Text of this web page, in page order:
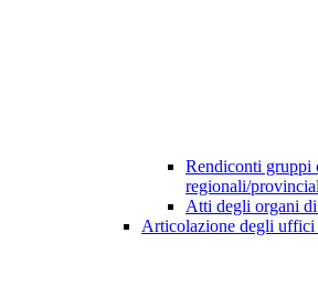
Rendiconti gruppi
regionali/
Atti degli organi
Articolazione degli uffici